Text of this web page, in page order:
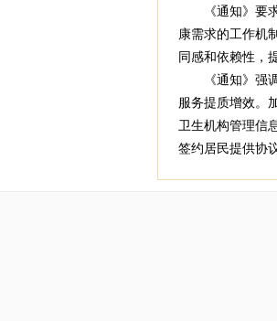
《通知》要求
康需求的工作机
同感和依赖性，
《通知》强调
服务提质增效。
卫生机构管理信
签约居民提供协